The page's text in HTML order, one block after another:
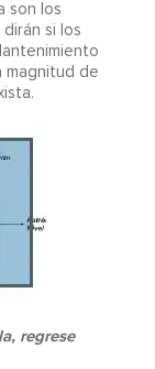
son los
si los
magnitud de
regrese